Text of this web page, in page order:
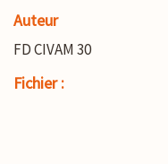
Auteur
FD CIVAM 30
Fichier :